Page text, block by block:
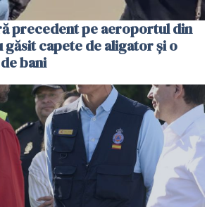
precedent pe aeroportul din
găsit capete de aligator și o
bani